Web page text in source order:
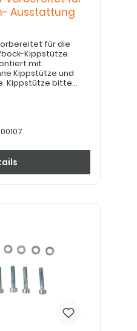
Ausstattung
für die
Kippstütze.
mit
Kippstütze und